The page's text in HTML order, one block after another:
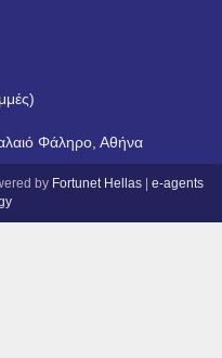
Φάληρο, Αθήνα
by Fortunet Hellas| e-agents